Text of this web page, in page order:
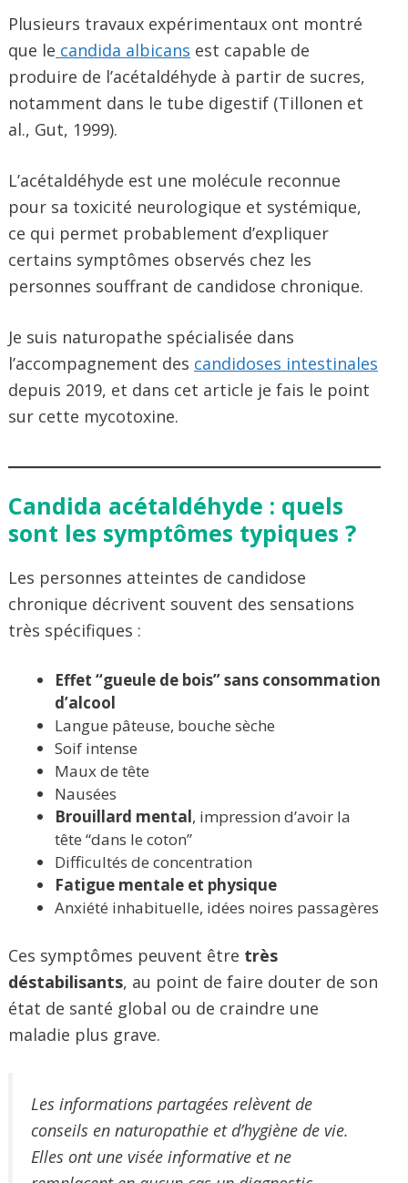
Plusieurs travaux expérimentaux ont montré
que le candida albicans est capable de
produire de l’acétaldéhyde à partir de sucres,
notamment dans le tube digestif (Tillonen et
al., Gut, 1999).
L’acétaldéhyde est une molécule reconnue
pour sa toxicité neurologique et systémique,
ce qui permet probablement d’expliquer
certains symptômes observés chez les
personnes souffrant de candidose chronique.
Je suis naturopathe spécialisée dans
l’accompagnement des candidoses intestinales
depuis 2019, et dans cet article je fais le point
sur cette mycotoxine.
Candida acétaldéhyde : quels
sont les symptômes typiques ?
Les personnes atteintes de candidose
chronique décrivent souvent des sensations
très spécifiques :
Effet “gueule de bois” sans consommation
d’alcool
Langue pâteuse, bouche sèche
Soif intense
Maux de tête
Nausées
Brouillard mental, impression d’avoir la
tête “dans le coton”
Difficultés de concentration
Fatigue mentale et physique
Anxiété inhabituelle, idées noires passagères
Ces symptômes peuvent être très
déstabilisants, au point de faire douter de son
état de santé global ou de craindre une
maladie plus grave.
Les informations partagées relèvent de
conseils en naturopathie et d’hygiène de vie.
Elles ont une visée informative et ne